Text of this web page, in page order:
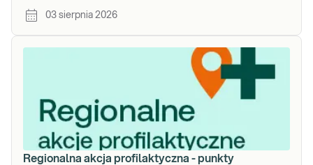
03 sierpnia 2026
Regionalna akcja profilaktyczna - punkty